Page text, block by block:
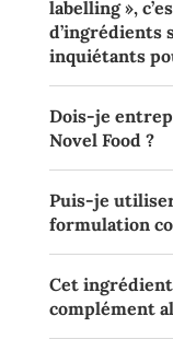
labelling »,
d’ingrédients
inquiétants
Dois-je
Novel Food ?
Puis-je
formulation
Cet
complément